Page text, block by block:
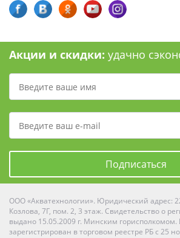
Акции и скидки: удачно
Подписаться
ООО «Акватехнологии». Юридический адрес:
Козлова, 7Г, пом. 2, 3 этаж. Свидетельство о
выдано 15.05.2009 г. Минским
зарегистрирован в торговом реестре РБ с 25